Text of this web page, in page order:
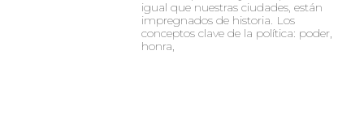
igual que nuestras ciudades, están
impregnados de historia. Los
conceptos clave de la política: poder,
honra,